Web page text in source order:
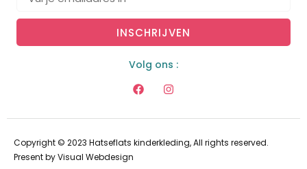
INSCHRIJVEN
Volg ons :
Copyright © 2023 Hatseflats kinderkleding, All rights reserved.
Present byVisual Webdesign